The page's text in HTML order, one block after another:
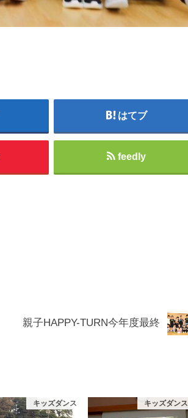
はてブ
feedly
親子HAPPY-TURN今年度最終
キッズダンス キッズダンス